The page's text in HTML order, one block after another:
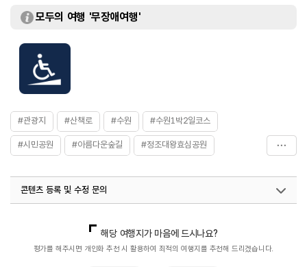
모두의 여행 '무장애여행'
#관광지 #산책로 #수원 #수원1박2일코스
#시민공원 #아름다운숲길 #정조대왕효심공원
콘텐츠 등록 및 수정 문의
열린관광콘텐츠팀(열린관광-모두의여행)
033-738-3425
해당 여행지가 마음에 드시나요?
평가를 해주시면 개인화 추천 시 활용하여 최적의 여행지를 추천해 드리겠습니다.